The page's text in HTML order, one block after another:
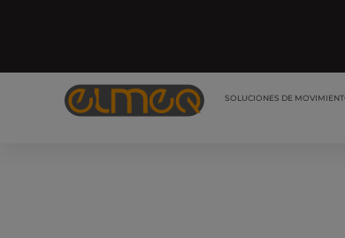
SOLUCIONES DE